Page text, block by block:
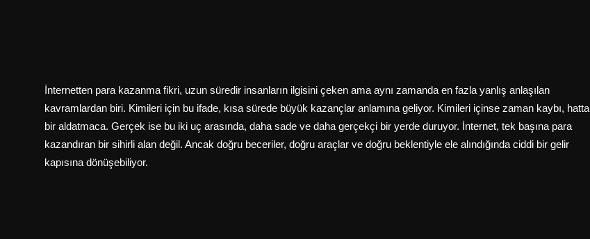
İnternetten para kazanma fikri, uzun süredir insanların ilgisini çeken ama aynı zamanda en fazla yanlış anlaşılan
kavramlardan biri. Kimileri için bu ifade, kısa sürede büyük kazançlar anlamına geliyor. Kimileri içinse zaman kaybı, hatta
bir aldatmaca. Gerçek ise bu iki uç arasında, daha sade ve daha gerçekçi bir yerde duruyor. İnternet, tek başına para
kazandıran bir sihirli alan değil. Ancak doğru beceriler, doğru araçlar ve doğru beklentiyle ele alındığında ciddi bir gelir
kapısına dönüşebiliyor.